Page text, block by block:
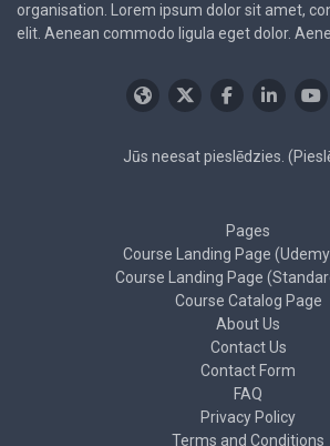
organisation. Lorem ipsum dolor sit amet,
elit. Aenean commodo ligula eget dolor.
Jūs neesat pieslēdzies. (
Pages
Course Landing Page
Course Landing Page
Course Catalog Page
About Us
Contact Us
Contact Form
FAQ
Privacy Policy
Terms and Conditions